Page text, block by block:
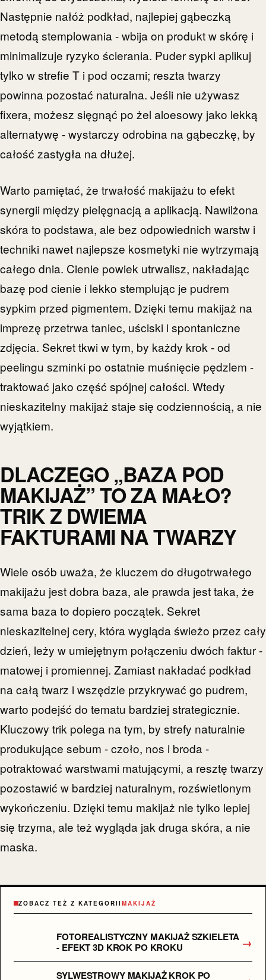
Następnie nałóż podkład, najlepiej gąbeczką
metodą stemplowania - wbija on produkt w skórę i
minimalizuje ryzyko ścierania. Puder sypki aplikuj
tylko w strefie T i pod oczami; reszta twarzy
powinna pozostać naturalna. Jeśli nie używasz
fixera, możesz sięgnąć po żel aloesowy jako lekką
alternatywę - wystarczy odrobina na gąbeczkę, by
całość zastygła na dłużej.
Warto pamiętać, że trwałość makijażu to efekt
synergii między pielęgnacją a aplikacją. Nawilżona
skóra to podstawa, ale bez odpowiednich warstw i
techniki nawet najlepsze kosmetyki nie wytrzymają
całego dnia. Cienie powiek utrwalisz, nakładając
bazę pod cienie i lekko stemplując je pudrem
sypkim przed pigmentem. Dzięki temu makijaż na
imprezę przetrwa taniec, uściski i spontaniczne
zdjęcia. Sekret tkwi w tym, by każdy krok - od
peelingu szminki po ostatnie muśnięcie pędzlem -
traktować jako część spójnej całości. Wtedy
nieskazitelny makijaż staje się codziennością, a nie
wyjątkiem.
DLACZEGO „BAZA POD
MAKIJAŻ” TO ZA MAŁO?
TRIK Z DWIEMA
FAKTURAMI NA TWARZY
Wiele osób uważa, że kluczem do długotrwałego
makijażu jest dobra baza, ale prawda jest taka, że
sama baza to dopiero początek. Sekret
nieskazitelnej cery, która wygląda świeżo przez cały
dzień, leży w umiejętnym połączeniu dwóch faktur -
matowej i promiennej. Zamiast nakładać podkład
na całą twarz i wszędzie przykrywać go pudrem,
warto podejść do tematu bardziej strategicznie.
Kluczowy trik polega na tym, by strefy naturalnie
produkujące sebum - czoło, nos i broda -
potraktować warstwami matującymi, a resztę twarzy
pozostawić w bardziej naturalnym, rozświetlonym
wykończeniu. Dzięki temu makijaż nie tylko lepiej
się trzyma, ale też wygląda jak druga skóra, a nie
maska.
ZOBACZ TEŻ Z KATEGORIIMAKIJAŻ
FOTOREALISTYCZNY MAKIJAŻ SZKIELETA
- EFEKT 3D KROK PO KROKU
→
SYLWESTROWY MAKIJAŻ KROK PO